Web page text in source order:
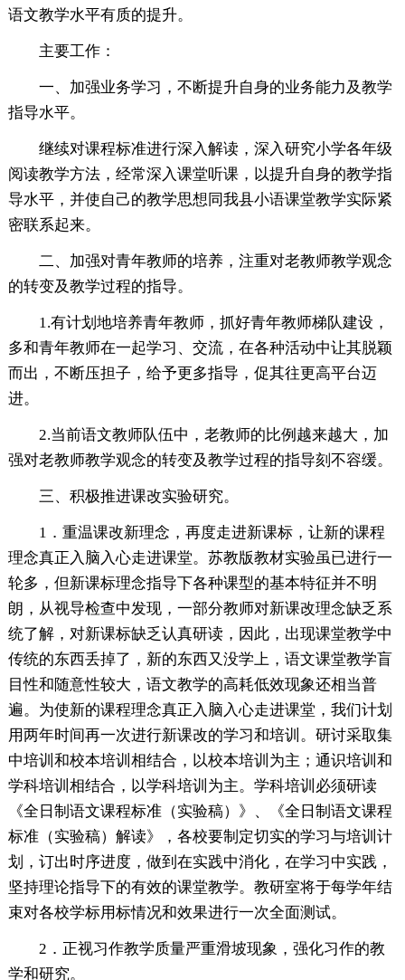
语文教学水平有质的提升。
主要工作：
一、加强业务学习，不断提升自身的业务能力及教学
指导水平。
继续对课程标准进行深入解读，深入研究小学各年级
阅读教学方法，经常深入课堂听课，以提升自身的教学指
导水平，并使自己的教学思想同我县小语课堂教学实际紧
密联系起来。
二、加强对青年教师的培养，注重对老教师教学观念
的转变及教学过程的指导。
1.有计划地培养青年教师，抓好青年教师梯队建设，
多和青年教师在一起学习、交流，在各种活动中让其脱颖
而出，不断压担子，给予更多指导，促其往更高平台迈
进。
2.当前语文教师队伍中，老教师的比例越来越大，加
强对老教师教学观念的转变及教学过程的指导刻不容缓。
三、积极推进课改实验研究。
1．重温课改新理念，再度走进新课标，让新的课程
理念真正入脑入心走进课堂。苏教版教材实验虽已进行一
轮多，但新课标理念指导下各种课型的基本特征并不明
朗，从视导检查中发现，一部分教师对新课改理念缺乏系
统了解，对新课标缺乏认真研读，因此，出现课堂教学中
传统的东西丢掉了，新的东西又没学上，语文课堂教学盲
目性和随意性较大，语文教学的高耗低效现象还相当普
遍。为使新的课程理念真正入脑入心走进课堂，我们计划
用两年时间再一次进行新课改的学习和培训。研讨采取集
中培训和校本培训相结合，以校本培训为主；通识培训和
学科培训相结合，以学科培训为主。学科培训必须研读
《全日制语文课程标准（实验稿）》、《全日制语文课程
标准（实验稿）解读》，各校要制定切实的学习与培训计
划，订出时序进度，做到在实践中消化，在学习中实践，
坚持理论指导下的有效的课堂教学。教研室将于每学年结
束对各校学标用标情况和效果进行一次全面测试。
2．正视习作教学质量严重滑坡现象，强化习作的教
学和研究。